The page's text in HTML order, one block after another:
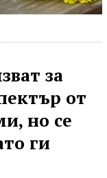
за
от
но се
ги